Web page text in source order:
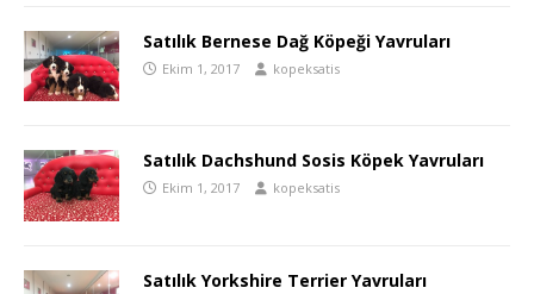
Satılık Bernese Dağ Köpeği Yavruları
Ekim 1, 2017 kopeksatis
Satılık Dachshund Sosis Köpek Yavruları
Ekim 1, 2017 kopeksatis
Satılık Yorkshire Terrier Yavruları